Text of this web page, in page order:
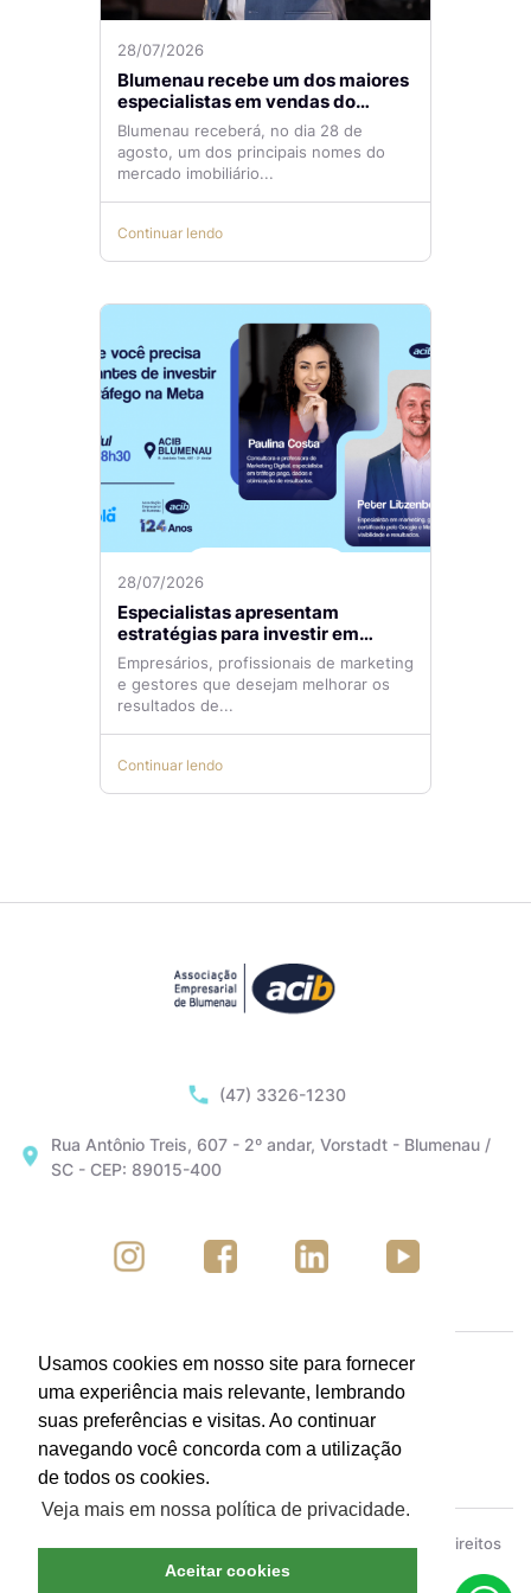
28/07/2026
Blumenau recebe um dos maiores
especialistas em vendas do
mercado imobiliário
Blumenau receberá, no dia 28 de
agosto, um dos principais nomes do
mercado imobiliário...
Continuar lendo
28/07/2026
Especialistas apresentam
estratégias para investir em
tráfego pago com mais eficiência
Empresários, profissionais de marketing
e gestores que desejam melhorar os
resultados de...
Continuar lendo
(47) 3326-1230
Rua Antônio Treis, 607 - 2º andar, Vorstadt - Blumenau /
SC - CEP: 89015-400
ACIB - Associação Empresarial de Blumenau © Todos os direitos
reservados.Política de Privacidade
Usamos cookies em nosso site para fornecer
uma experiência mais relevante, lembrando
suas preferências e visitas. Ao continuar
navegando você concorda com a utilização
de todos os cookies.
Veja mais em nossa política de privacidade.
Aceitar cookies